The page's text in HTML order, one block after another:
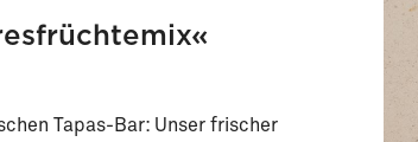
Tapas-Bar: Unser frischer